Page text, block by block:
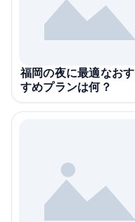
福岡の夜に最適なおす
すめプランは何？